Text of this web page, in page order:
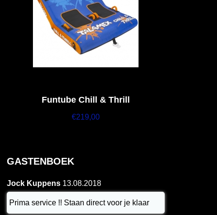
Funtube Chill & Thrill
€219,00
GASTENBOEK
Jock Kuppens 13.08.2018
Prima service !! Staan direct voor je klaar